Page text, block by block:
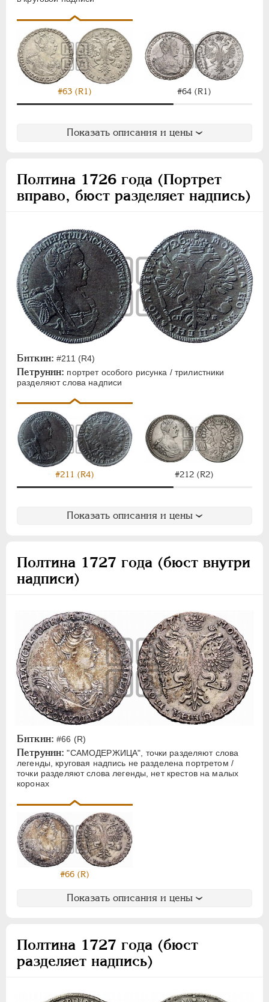
#63 (R1) #64 (R1)
Показать описания и цены
Полтина 1726 года (Портрет
вправо, бюст разделяет надпись)
Биткин: #211 (R4)
Петрунин: портрет особого рисунка / трилистники
разделяют слова надписи
#211 (R4) #212 (R2)
Показать описания и цены
Полтина 1727 года (бюст внутри
надписи)
Биткин: #66 (R)
Петрунин: "САМОДЕРЖИЦА", точки разделяют слова
легенды, круговая надпись не разделена портретом /
точки разделяют слова легенды, нет крестов на малых
коронах
#66 (R)
Показать описания и цены
Полтина 1727 года (бюст
разделяет надпись)